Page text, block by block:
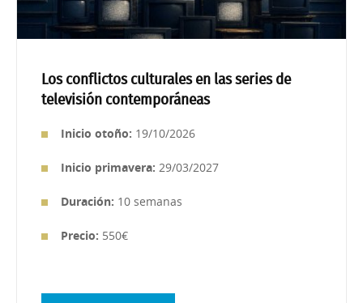
Los conflictos culturales en las series de
televisión contemporáneas
Inicio otoño: 19/10/2026
Inicio primavera: 29/03/2027
Duración: 10 semanas
Precio: 550€